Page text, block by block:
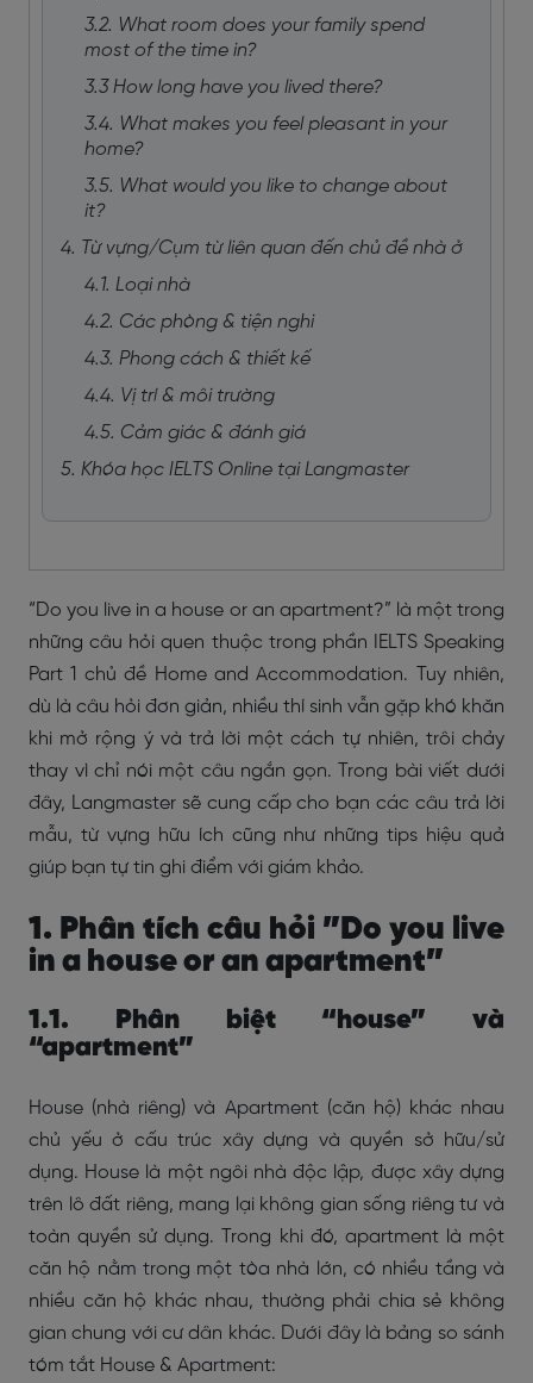
3.2. What room does your family spend
most of the time in?
3.3 How long have you lived there?
3.4. What makes you feel pleasant in your
home?
3.5. What would you like to change about
it?
4. Từ vựng/Cụm từ liên quan đến chủ đề nhà ở
4.1. Loại nhà
4.2. Các phòng & tiện nghi
4.3. Phong cách & thiết kế
4.4. Vị trí & môi trường
4.5. Cảm giác & đánh giá
5. Khóa học IELTS Online tại Langmaster
“Do you live in a house or an apartment?” là một trong
những câu hỏi quen thuộc trong phần IELTS Speaking
Part 1 chủ đề Home and Accommodation. Tuy nhiên,
dù là câu hỏi đơn giản, nhiều thí sinh vẫn gặp khó khăn
khi mở rộng ý và trả lời một cách tự nhiên, trôi chảy
thay vì chỉ nói một câu ngắn gọn. Trong bài viết dưới
đây, Langmaster sẽ cung cấp cho bạn các câu trả lời
mẫu, từ vựng hữu ích cũng như những tips hiệu quả
giúp bạn tự tin ghi điểm với giám khảo.
1. Phân tích câu hỏi ”Do you live
in a house or an apartment”
1.1. Phân biệt “house” và
“apartment”
House (nhà riêng) và Apartment (căn hộ) khác nhau
chủ yếu ở cấu trúc xây dựng và quyền sở hữu/sử
dụng. House là một ngôi nhà độc lập, được xây dựng
trên lô đất riêng, mang lại không gian sống riêng tư và
toàn quyền sử dụng. Trong khi đó, apartment là một
căn hộ nằm trong một tòa nhà lớn, có nhiều tầng và
nhiều căn hộ khác nhau, thường phải chia sẻ không
gian chung với cư dân khác. Dưới đây là bảng so sánh
tóm tắt House & Apartment: